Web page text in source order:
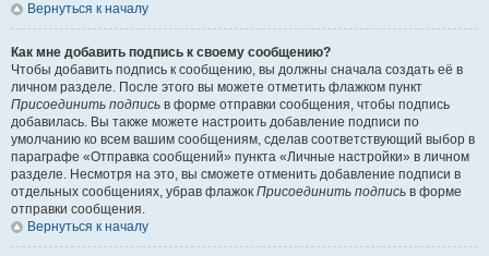
Вернуться к началу
Как мне добавить подпись к своему сообщению?
Чтобы добавить подпись к сообщению, вы должны сначала создать её в
личном разделе. После этого вы можете отметить флажком пункт
Присоединить подпись в форме отправки сообщения, чтобы подпись
добавилась. Вы также можете настроить добавление подписи по
умолчанию ко всем вашим сообщениям, сделав соответствующий выбор в
параграфе «Отправка сообщений» пункта «Личные настройки» в личном
разделе. Несмотря на это, вы сможете отменить добавление подписи в
отдельных сообщениях, убрав флажок Присоединить подпись в форме
отправки сообщения.
Вернуться к началу